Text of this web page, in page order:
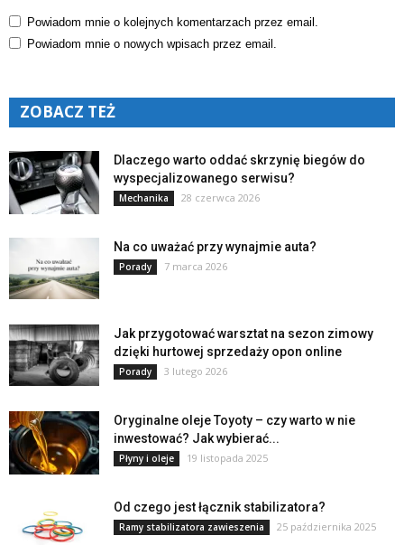
Powiadom mnie o kolejnych komentarzach przez email.
Powiadom mnie o nowych wpisach przez email.
ZOBACZ TEŻ
Dlaczego warto oddać skrzynię biegów do
wyspecjalizowanego serwisu?
Mechanika 28 czerwca 2026
Na co uważać przy wynajmie auta?
Porady 7 marca 2026
Jak przygotować warsztat na sezon zimowy
dzięki hurtowej sprzedaży opon online
Porady 3 lutego 2026
Oryginalne oleje Toyoty – czy warto w nie
inwestować? Jak wybierać...
Płyny i oleje 19 listopada 2025
Od czego jest łącznik stabilizatora?
Ramy stabilizatora zawieszenia 25 października 2025